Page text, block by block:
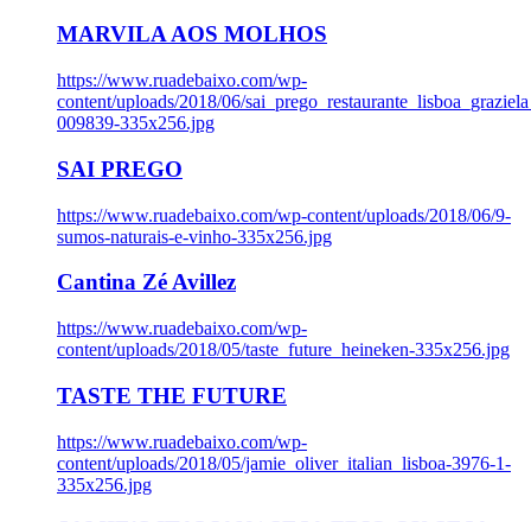
MARVILA AOS MOLHOS
https://www.ruadebaixo.com/wp-
content/uploads/2018/06/
009839-335x256.jpg
SAI PREGO
https://www.ruadebaixo.com/wp-content/uploads/2018/06/9-
sumos-naturais-e-vinho-335x256.jpg
Cantina Zé Avillez
https://www.ruadebaixo.com/wp-
content/uploads/2018/05/taste_future_heineken-335x256.jpg
TASTE THE FUTURE
https://www.ruadebaixo.com/wp-
content/uploads/2018/05/jamie_oliver_italian_lisboa-3976-1-
335x256.jpg